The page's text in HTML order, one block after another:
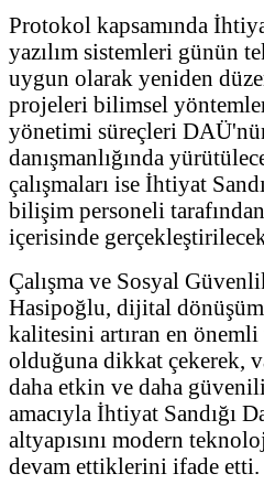
Protokol kapsamında
yazılım sistemleri günün
uygun olarak yeniden
projeleri bilimsel
yönetimi süreçleri
danışmanlığında
çalışmaları ise İhtiyat
bilişim personeli
içerisinde
Çalışma ve Sosyal
Hasipoğlu, dijital
kalitesini artıran en
olduğuna dikkat çekerek,
daha etkin ve daha
amacıyla İhtiyat Sandığı
altyapısını modern
devam ettiklerini ifade etti.